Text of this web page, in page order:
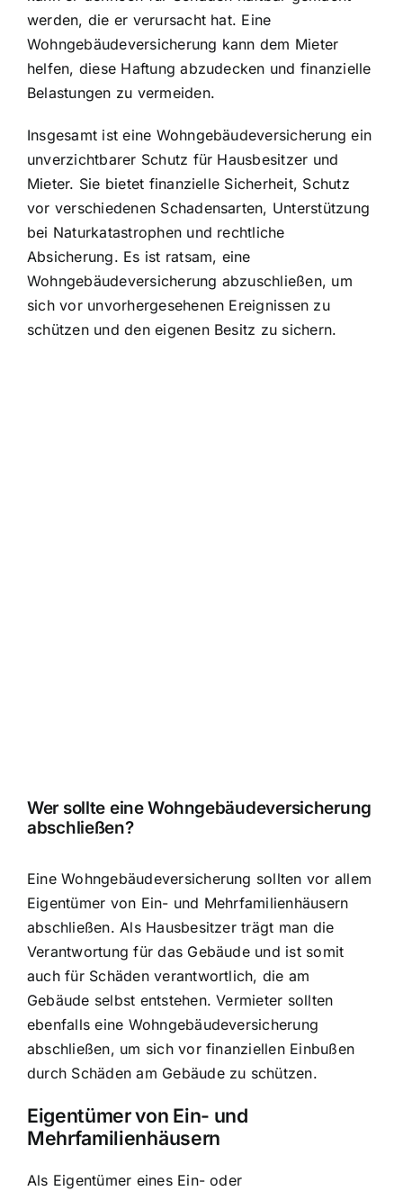
werden, die er verursacht hat. Eine
Wohngebäudeversicherung kann dem Mieter
helfen, diese Haftung abzudecken und finanzielle
Belastungen zu vermeiden.
Insgesamt ist eine Wohngebäudeversicherung ein
unverzichtbarer Schutz für Hausbesitzer und
Mieter. Sie bietet finanzielle Sicherheit, Schutz
vor verschiedenen Schadensarten, Unterstützung
bei Naturkatastrophen und rechtliche
Absicherung. Es ist ratsam, eine
Wohngebäudeversicherung abzuschließen, um
sich vor unvorhergesehenen Ereignissen zu
schützen und den eigenen Besitz zu sichern.
Wer sollte eine Wohngebäudeversicherung
abschließen?
Eine Wohngebäudeversicherung sollten vor allem
Eigentümer von Ein- und Mehrfamilienhäusern
abschließen. Als Hausbesitzer trägt man die
Verantwortung für das Gebäude und ist somit
auch für Schäden verantwortlich, die am
Gebäude selbst entstehen. Vermieter sollten
ebenfalls eine Wohngebäudeversicherung
abschließen, um sich vor finanziellen Einbußen
durch Schäden am Gebäude zu schützen.
Eigentümer von Ein- und
Mehrfamilienhäusern
Als Eigentümer eines Ein- oder